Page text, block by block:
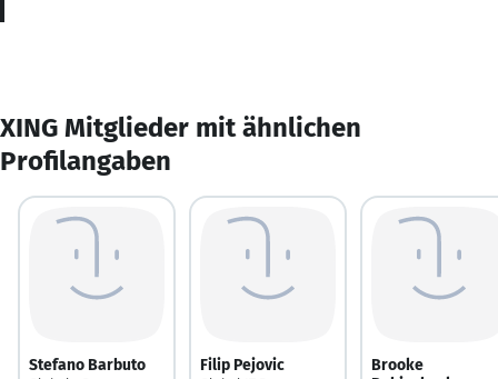
XING Mitglieder mit ähnlichen
Profilangaben
Stefano Barbuto Filip Pejovic
Brooke